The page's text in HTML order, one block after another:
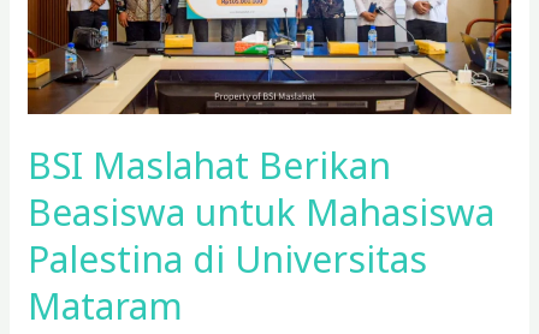
BSI Maslahat Berikan
Beasiswa untuk Mahasiswa
Palestina di Universitas
Mataram
Universitas
Mataram